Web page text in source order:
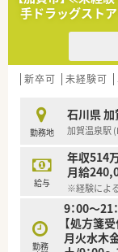
トのポジシ
■在宅や教育
とも可能で
■その他に
域は多種多
■在宅実施店
■育児休暇
時短勤務が
■年間休日
■日用品か
たくさんあ
手ドラッグスト
新卒可 未経験可
勤務地
石川県 加
加賀温泉駅
給与
年収514
月給
※経験によ
勤務
9：00～21
【処方箋受
月火水木